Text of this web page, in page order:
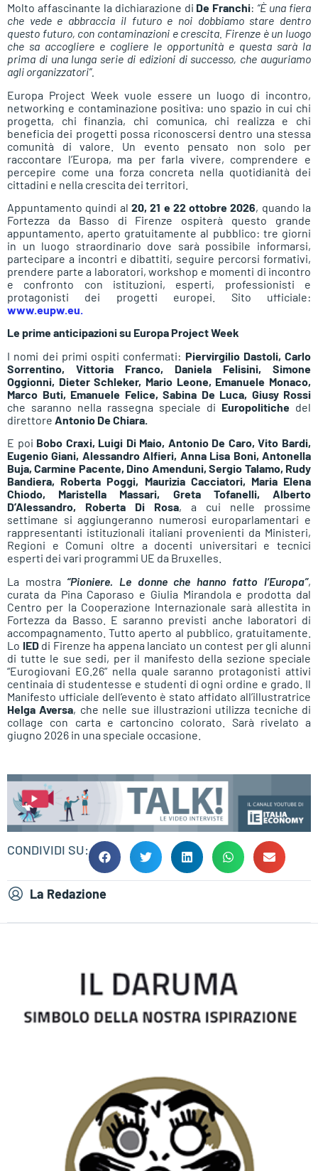
Molto affascinante la dichiarazione di De Franchi: “È una fiera
che vede e abbraccia il futuro e noi dobbiamo stare dentro
questo futuro, con contaminazioni e crescita. Firenze è un luogo
che sa accogliere e cogliere le opportunità e questa sarà la
prima di una lunga serie di edizioni di successo, che auguriamo
agli organizzatori”.
Europa Project Week vuole essere un luogo di incontro,
networking e contaminazione positiva: uno spazio in cui chi
progetta, chi finanzia, chi comunica, chi realizza e chi
beneficia dei progetti possa riconoscersi dentro una stessa
comunità di valore. Un evento pensato non solo per
raccontare l’Europa, ma per farla vivere, comprendere e
percepire come una forza concreta nella quotidianità dei
cittadini e nella crescita dei territori.
Appuntamento quindi al 20, 21 e 22 ottobre 2026, quando la
Fortezza da Basso di Firenze ospiterà questo grande
appuntamento, aperto gratuitamente al pubblico: tre giorni
in un luogo straordinario dove sarà possibile informarsi,
partecipare a incontri e dibattiti, seguire percorsi formativi,
prendere parte a laboratori, workshop e momenti di incontro
e confronto con istituzioni, esperti, professionisti e
protagonisti dei progetti europei. Sito ufficiale:
www.eupw.eu.
Le prime anticipazioni su Europa Project Week
I nomi dei primi ospiti confermati: Piervirgilio Dastoli, Carlo
Sorrentino, Vittoria Franco, Daniela Felisini, Simone
Oggionni, Dieter Schleker, Mario Leone, Emanuele Monaco,
Marco Buti, Emanuele Felice, Sabina De Luca, Giusy Rossi
che saranno nella rassegna speciale di Europolitiche del
direttore Antonio De Chiara.
E poi Bobo Craxi, Luigi Di Maio, Antonio De Caro, Vito Bardi,
Eugenio Giani, Alessandro Alfieri, Anna Lisa Boni, Antonella
Buja, Carmine Pacente, Dino Amenduni, Sergio Talamo, Rudy
Bandiera, Roberta Poggi, Maurizia Cacciatori, Maria Elena
Chiodo, Maristella Massari, Greta Tofanelli, Alberto
D’Alessandro, Roberta Di Rosa, a cui nelle prossime
settimane si aggiungeranno numerosi europarlamentari e
rappresentanti istituzionali italiani provenienti da Ministeri,
Regioni e Comuni oltre a docenti universitari e tecnici
esperti dei vari programmi UE da Bruxelles.
La mostra“Pioniere. Le donne che hanno fatto l’Europa”,
curata da Pina Caporaso e Giulia Mirandola e prodotta dal
Centro per la Cooperazione Internazionale sarà allestita in
Fortezza da Basso. E saranno previsti anche laboratori di
accompagnamento. Tutto aperto al pubblico, gratuitamente.
Lo IEDdi Firenze ha appena lanciato un contest per gli alunni
di tutte le sue sedi, per il manifesto della sezione speciale
“Eurogiovani EG.26” nella quale saranno protagonisti attivi
centinaia di studentesse e studenti di ogni ordine e grado. Il
Manifesto ufficiale dell’evento è stato affidato all’illustratrice
Helga Aversa, che nelle sue illustrazioni utilizza tecniche di
collage con carta e cartoncino colorato. Sarà rivelato a
giugno 2026 in una speciale occasione.
CONDIVIDI SU:
La Redazione